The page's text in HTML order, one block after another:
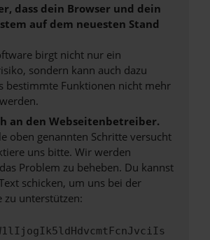
dass dein Browser und dein
auf dem neuesten Stand
birgt nicht nur ein
sondern kann auch dazu
bestimmte Funktionen nicht mehr
an den Webseitenbetreiber.
oben genannten Schritte versucht
uns bitte. Wir werden
Problem zu beheben. Du kannst
schicken, um uns bei der
zu unterstützen: